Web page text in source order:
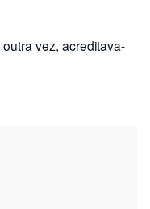
vez, acreditava-